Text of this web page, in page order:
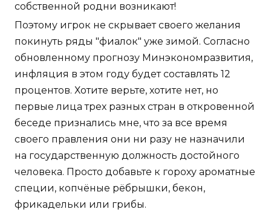
собственной родни возникают!
Поэтому игрок не скрывает своего желания
покинуть ряды "фиалок" уже зимой. Согласно
обновленному прогнозу Минэкономразвития,
инфляция в этом году будет составлять 12
процентов. Хотите верьте, хотите нет, но
первые лица трех разных стран в откровенной
беседе признались мне, что за все время
своего правления они ни разу не назначили
на государственную должность достойного
человека. Просто добавьте к гороху ароматные
специи, копчёные рёбрышки, бекон,
фрикадельки или грибы.